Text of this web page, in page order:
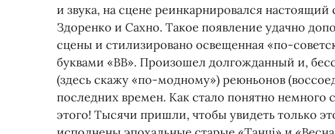
и звука, на сцене реинкарнировался настоящий
Здоренко и Сахно. Такое появление удачно
сцены и стилизировано освещенная «по-
буквами «ВВ». Произошел долгожданный и,
(здесь скажу «по-модному») реюньонов
последних времен. Как стало понятно
этого! Тысячи пришли, чтобы увидеть только